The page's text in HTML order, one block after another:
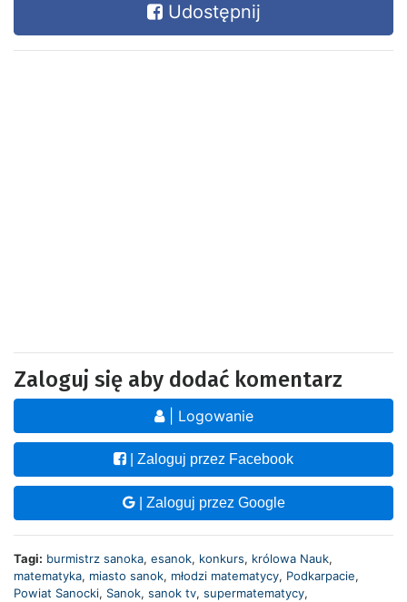
Udostępnij
Zaloguj się aby dodać komentarz
| Logowanie
| Zaloguj przez Facebook
| Zaloguj przez Google
Tagi: burmistrz sanoka, esanok, konkurs, królowa Nauk,
matematyka, miasto sanok, młodzi matematycy, Podkarpacie,
Powiat Sanocki, Sanok, sanok tv, supermatematycy,